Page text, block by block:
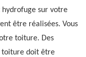
hydrofuge sur votre
être réalisées. Vous
toiture. Des
toiture doit être